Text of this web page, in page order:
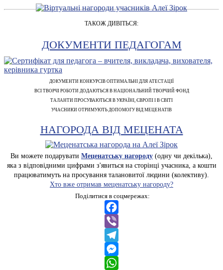
ТАКОЖ ДИВІТЬСЯ:
ДОКУМЕНТИ ПЕДАГОГАМ
ДОКУМЕНТИ КОНКУРСІВ ОПТИМАЛЬНІ ДЛЯ АТЕСТАЦІЇ
ВСІ ТВОРЧІ РОБОТИ ДОДАЮТЬСЯ В НАЦІОНАЛЬНИЙ ТВОРЧИЙ ФОНД
ТАЛАНТИ ПРОСУВАЮТЬСЯ В УКРАЇНІ, ЄВРОПІ І В СВІТІ
УЧАСНИКИ ОТРИМУЮТЬ ДОПОМОГУ ВІД МЕЦЕНАТІВ
НАГОРОДА ВІД МЕЦЕНАТА
Ви можете подарувати Меценатську нагороду (одну чи декілька),
яка з відповідними цифрами з'явиться на сторінці учасника, а кошти
працюватимуть на просування талановитої людини (колективу).
Хто вже отримав меценатську нагороду?
Поділитися в соцмережах:
Facebook
Viber
Telegram
Messenger